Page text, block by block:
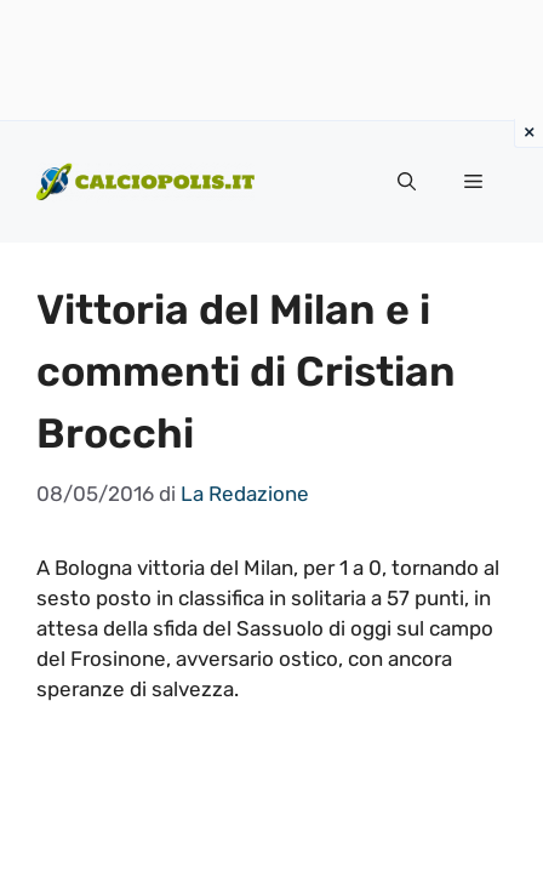
contenuto
Menu
Vittoria del Milan e i
commenti di Cristian
Brocchi
08/05/2016 di La Redazione
A Bologna vittoria del Milan, per 1 a 0, tornando al
sesto posto in classifica in solitaria a 57 punti, in
attesa della sfida del Sassuolo di oggi sul campo
del Frosinone, avversario ostico, con ancora
speranze di salvezza.